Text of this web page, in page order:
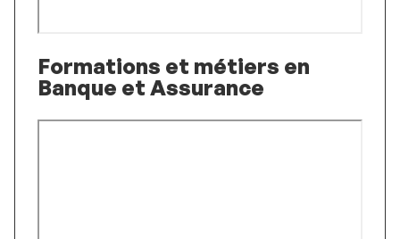
Formations et métiers en
Banque et Assurance